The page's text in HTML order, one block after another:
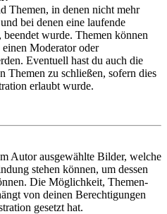
Themen, in denen nicht mehr
bei denen eine laufende
wurde. Themen können
Moderator oder
Eventuell hast du auch die
Themen zu schließen, sofern dies
erlaubt wurde.
Autor ausgewählte Bilder, welche
stehen können, um dessen
Die Möglichkeit, Themen-
von deinen Berechtigungen
gesetzt hat.